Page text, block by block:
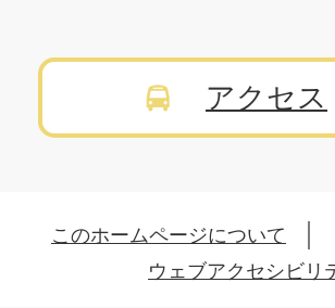
アクセス
このホームページについて
ウェブアクセシビリ